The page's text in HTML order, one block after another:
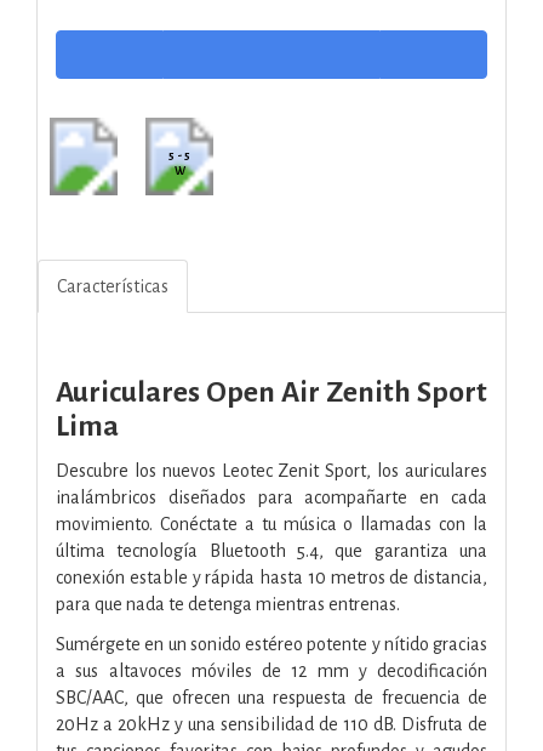
5 - 5
W
Características
Auriculares Open Air Zenith Sport
Lima
Descubre los nuevos Leotec Zenit Sport, los auriculares
inalámbricos diseñados para acompañarte en cada
movimiento. Conéctate a tu música o llamadas con la
última tecnología Bluetooth 5.4, que garantiza una
conexión estable y rápida hasta 10 metros de distancia,
para que nada te detenga mientras entrenas.
Sumérgete en un sonido estéreo potente y nítido gracias
a sus altavoces móviles de 12 mm y decodificación
SBC/AAC, que ofrecen una respuesta de frecuencia de
20Hz a 20kHz y una sensibilidad de 110 dB. Disfruta de